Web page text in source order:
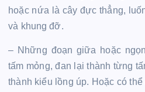
hoặc nứa là cây đực thẳng,
và khung đỡ.
– Những đoạn giữa hoặc
tấm mỏng, đan lại thành từng
thành kiểu lồng úp. Hoặc có